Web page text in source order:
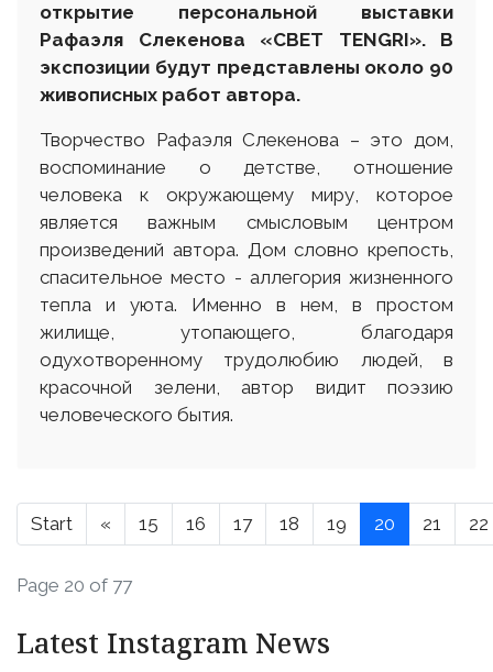
открытие персональной выставки
Рафаэля Слекенова «СВЕТ TENGRI».
В
экспозиции будут представлены около 90
живописных работ автора.
Творчество Рафаэля Слекенова – это дом,
воспоминание о детстве, отношение
человека к окружающему миру, которое
является важным смысловым центром
произведений автора. Дом словно крепость,
спасительное место - аллегория жизненного
тепла и уюта. Именно в нем, в простом
жилище, утопающего, благодаря
одухотворенному трудолюбию людей, в
красочной зелени, автор видит поэзию
человеческого бытия.
Start « 15 16 17 18 19 20 21 22
Page 20 of 77
Latest Instagram News